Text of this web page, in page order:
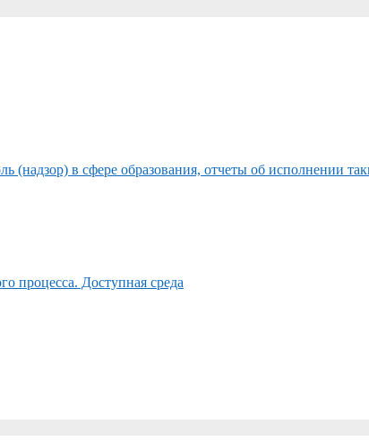
(надзор) в сфере образования, отчеты об исполнении
процесса. Доступная среда